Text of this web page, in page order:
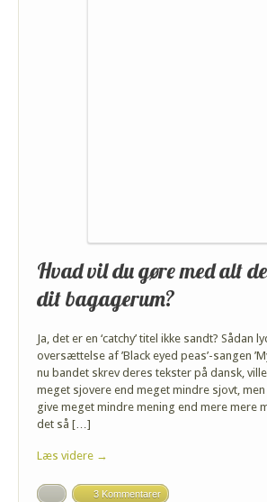
Hvad vil du gøre med alt
dit bagagerum?
Ja, det er en ‘catchy’ titel ikke sandt? Sådan
oversættelse af ’Black eyed peas’-sangen
nu bandet skrev deres tekster på dansk,
meget sjovere end meget mindre sjovt,
give meget mindre mening end mere mere
det så […]
Læs videre →
3 Kommentarer